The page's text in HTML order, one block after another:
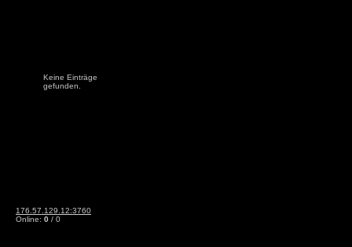
Keine Einträge
gefunden.
176.57.129.12:3760
Online: 0 / 0